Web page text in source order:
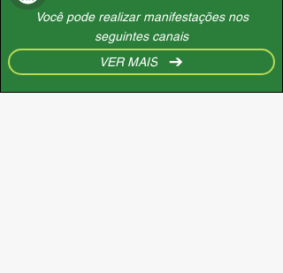
Você pode realizar manifestações nos
seguintes canais
VER MAIS